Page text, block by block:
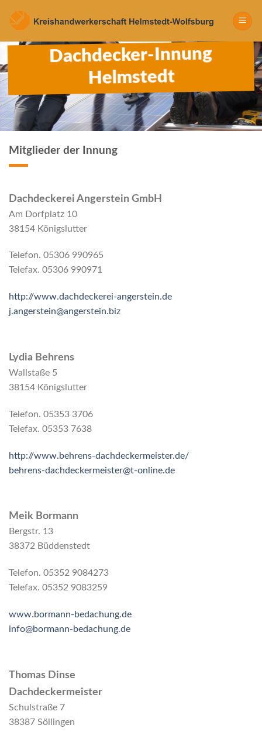
Dachdecker-Innung
Helmstedt
Mitglieder der Innung
Dachdeckerei Angerstein GmbH
Am Dorfplatz 10
38154 Königslutter
Telefon. 05306 990965
Telefax. 05306 990971
http://www.dachdeckerei-angerstein.de
j.angerstein@angerstein.biz
Lydia Behrens
Wallstaße 5
38154 Königslutter
Telefon. 05353 3706
Telefax. 05353 7638
http://www.behrens-dachdeckermeister.de/
behrens-dachdeckermeister@t-online.de
Meik Bormann
Bergstr. 13
38372 Büddenstedt
Telefon. 05352 9084273
Telefax. 05352 9083259
www.bormann-bedachung.de
info@bormann-bedachung.de
Thomas Dinse
Dachdeckermeister
Schulstraße 7
38387 Söllingen